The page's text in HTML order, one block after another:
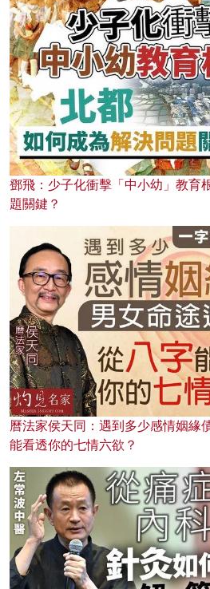
鄧飛：少子化衝擊「中小幼」教育
題關鍵？
曆法家侯天同：遇到多少感情姻緣
能看透你的七情六欲？